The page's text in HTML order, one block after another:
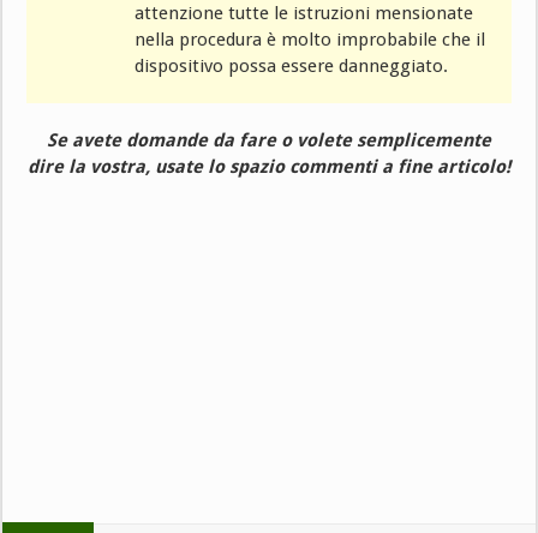
attenzione tutte le istruzioni mensionate
nella procedura è molto improbabile che il
dispositivo possa essere danneggiato.
Se avete domande da fare o volete semplicemente
dire la vostra, usate lo spazio commenti a fine articolo!